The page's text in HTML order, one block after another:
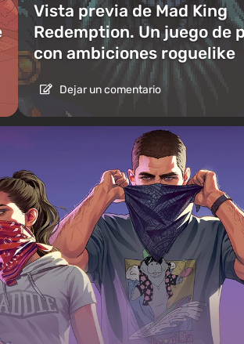
Vista previa de Mad King
Redemption. Un juego de
con ambiciones roguelike
Dejar un comentario